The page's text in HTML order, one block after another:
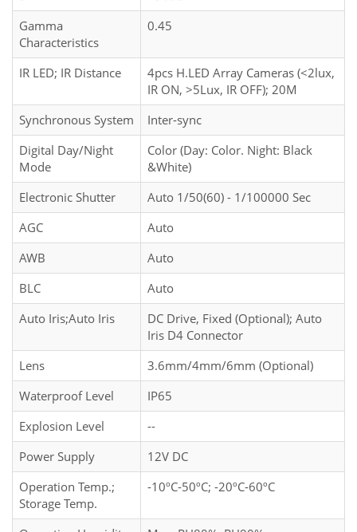
Gamma
Characteristics
0.45
IR LED; IR Distance
4pcs H.LED Array Cameras (<2lux,
IR ON, >5Lux, IR OFF); 20M
Synchronous System
Inter-sync
Digital Day/Night
Mode
Color (Day: Color. Night: Black
&White)
Electronic Shutter
Auto 1/50(60) - 1/100000 Sec
AGC
Auto
AWB
Auto
BLC
Auto
Auto Iris;Auto Iris
DC Drive, Fixed (Optional); Auto
Iris D4 Connector
Lens
3.6mm/4mm/6mm (Optional)
Waterproof Level
IP65
Explosion Level
­--
Power Supply
12V DC
Operation Temp.;
Storage Temp.
-10ºC-50ºC; -20ºC-60ºC